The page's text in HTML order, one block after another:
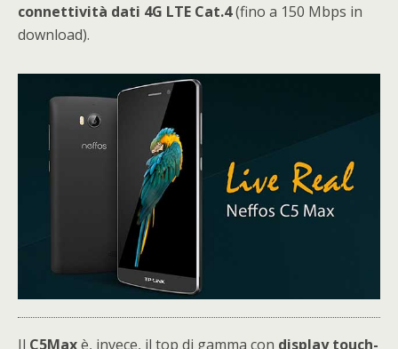
connettività dati 4G LTE Cat.4(fino a 150 Mbps in
download).
Il C5Maxè, invece, il top di gamma con display touch-